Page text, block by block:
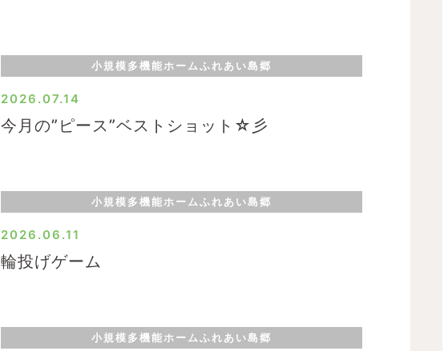
小規模多機能ホームふれあい島郷
2026.07.14
今月の”ピース”ベストショット☆彡
小規模多機能ホームふれあい島郷
2026.06.11
輪投げゲーム
小規模多機能ホームふれあい島郷